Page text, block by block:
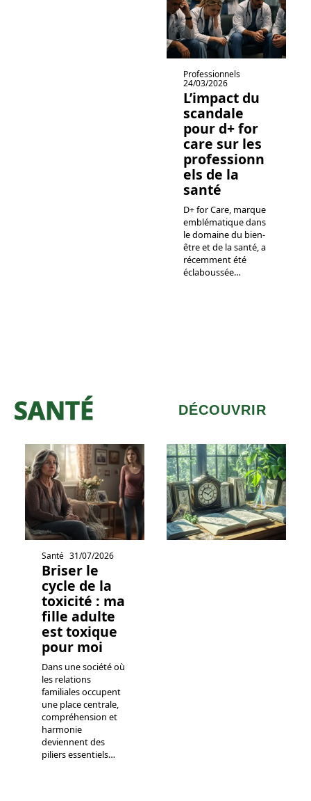
Professionnels
24/03/2026
L’impact du
scandale
pour d+ for
care sur les
professionn
els de la
santé
D+ for Care, marque
emblématique dans
le domaine du bien-
être et de la santé, a
récemment été
éclaboussée…
SANTÉ DÉCOUVRIR
Santé 31/07/2026
Briser le
cycle de la
toxicité : ma
fille adulte
est toxique
pour moi
Dans une société où
les relations
familiales occupent
une place centrale,
compréhension et
harmonie
deviennent des
piliers essentiels…